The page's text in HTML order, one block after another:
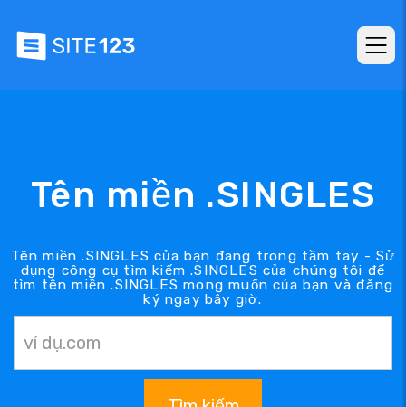
Tên miền .SINGLES
Tên miền .SINGLES của bạn đang trong tầm tay - Sử
dụng công cụ tìm kiếm .SINGLES của chúng tôi để
tìm tên miền .SINGLES mong muốn của bạn và đăng
ký ngay bây giờ.